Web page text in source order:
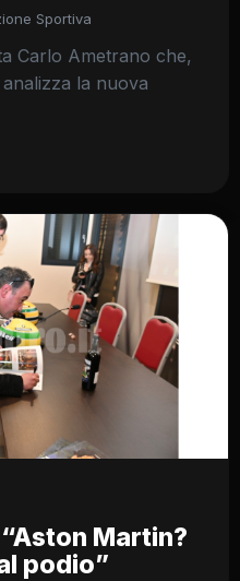
Sportiva
Carlo Ametrano che,
la nuova
Martin?
podio”